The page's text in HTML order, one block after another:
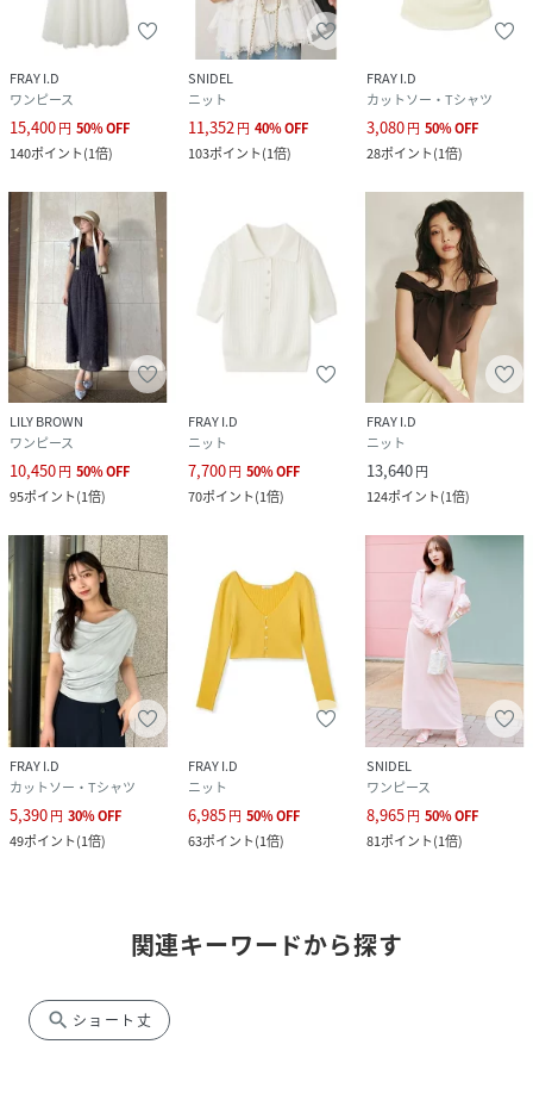
FRAY I.D
ワンピース
15,400円 50%OFF
140ポイント(1倍)
SNIDEL
ニット
11,352 円 40%OFF
103ポイント(1倍)
FRAY I.D
カットソー・Tシャツ
3,080円 50%OFF
28ポイント(1倍)
LILY BROWN
ワンピース
10,450円 50%OFF
95ポイント(1倍)
FRAY I.D
ニット
7,700円 50%OFF
70ポイント(1倍)
FRAY I.D
ニット
13,640円
124ポイント(1倍)
FRAY I.D
カットソー・Tシャツ
5,390円 30%OFF
49ポイント(1倍)
FRAY I.D
ニット
6,985円 50%OFF
63ポイント(1倍)
SNIDEL
ワンピース
8,965円 50%OFF
81ポイント(1倍)
関連キーワードから探す
search ショート丈